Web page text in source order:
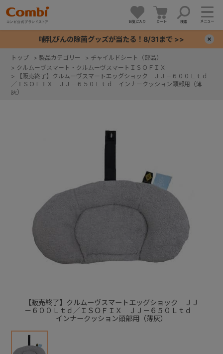
お気に入り カート 検索 メニュー
哺乳びんの除菌グッズが当たる！8/31まで >>
トップ > 製品カテゴリー > チャイルドシート（部品）
> クルムーヴスマート・クルムーヴスマートＩＳＯＦＩＸ
>
【販売終了】クルムーヴスマートエッグショック ＪＪ－６００Ｌｔｄ
／ＩＳＯＦＩＸ ＪＪ－６５０Ｌｔｄ インナークッション頭部用（薄
灰）
【販売終了】クルムーヴスマートエッグショック ＪＪ
－６００Ｌｔｄ／ＩＳＯＦＩＸ ＪＪ－６５０Ｌｔｄ
インナークッション頭部用（薄灰）